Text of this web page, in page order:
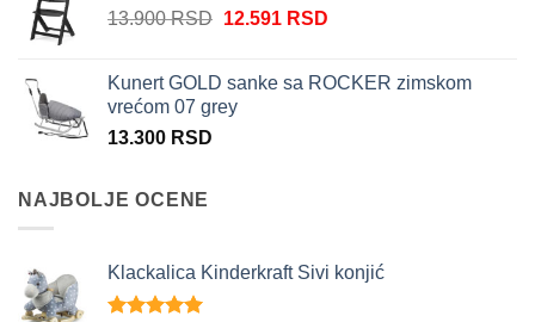
12.200 RSD.
13.900RSD Originalna
bila:
13.900 RSD.
12.591 RSDTrenutna
12.591 RSD.
Kunert GOLD sanke sa ROCKER zimskom
vrećom 07 grey
13.300 RSD
NAJBOLJE OCENE
Klackalica Kinderkraft Sivi konjić